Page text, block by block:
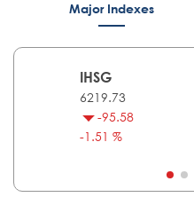
Major Indexes
IHSG
6219.73
-95.58
-1.51 %